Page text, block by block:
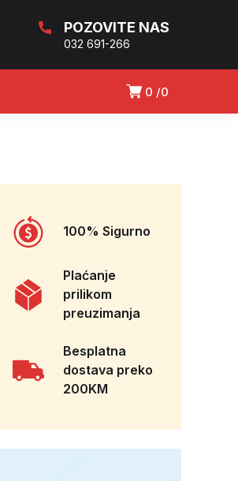
POZOVITE NAS
032 691-266
0 0
100% Sigurno
Plaćanje
prilikom
preuzimanja
Besplatna
dostava preko
200KM